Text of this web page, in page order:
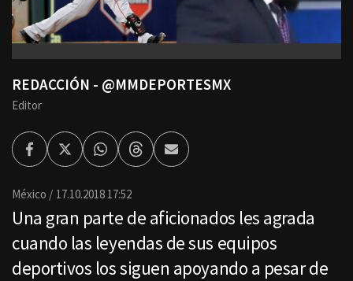
REDACCIÓN - @MMDEPORTESMX
Editor
FacebookTwitterWhatsappThreadsEnviar
por
México 17.10.2018 17:52
Una gran parte de aficionados les agrada
cuando las leyendas de sus equipos
deportivos los siguen apoyando a pesar de